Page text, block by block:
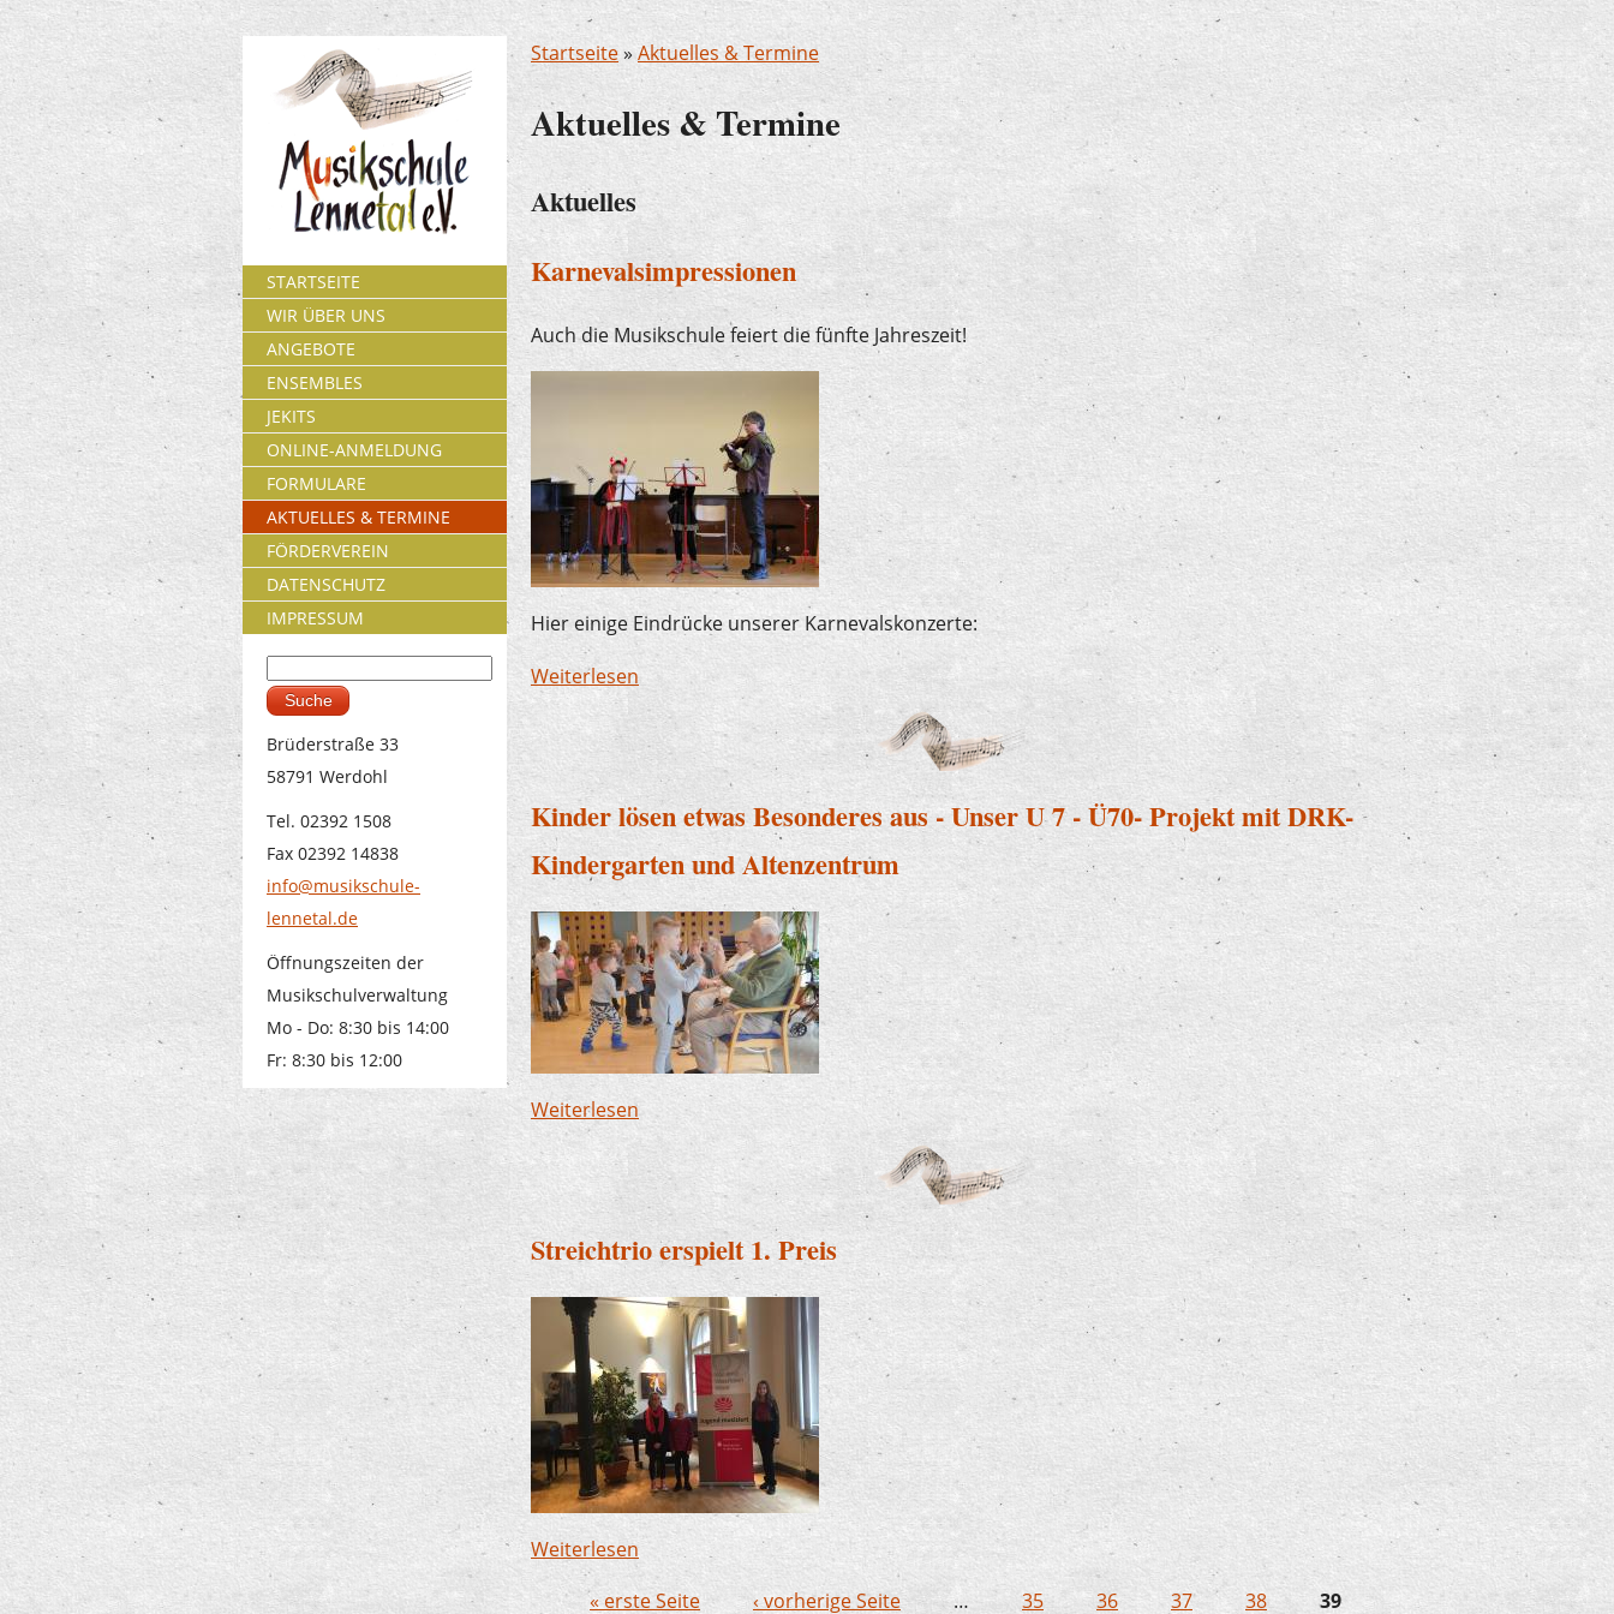
Startseite»Aktuelles & Termine
Aktuelles & Termine
Aktuelles
Karnevalsimpressionen
Auch die Musikschule feiert die fünfte Jahreszeit!
Hier einige Eindrücke unserer Karnevalskonzerte:
Weiterlesen über Karnevalsimpressionen
Kinder lösen etwas Besonderes aus - Unser U 7 - Ü70- Projekt mit DRK-
Kindergarten und Altenzentrum
Weiterlesen über Kinder lösen etwas Besonderes aus - Unser U 7 - Ü70- Projekt mit DRK-
Kindergarten und Altenzentrum
Streichtrio erspielt 1. Preis
Weiterlesen über Streichtrio erspielt 1. Preis
« erste Seite ‹ vorherige Seite … 35 36 37 38 39
STARTSEITE
WIR ÜBER UNS
ANGEBOTE
ENSEMBLES
JEKITS
ONLINE-ANMELDUNG
FORMULARE
AKTUELLES & TERMINE
FÖRDERVEREIN
DATENSCHUTZ
IMPRESSUM
Suchformular
Brüderstraße 33
58791 Werdohl
Tel. 02392 1508
Fax 02392 14838
info@musikschule-
lennetal.de
Öffnungszeiten der
Musikschulverwaltung
Mo - Do: 8:30 bis 14:00
Fr: 8:30 bis 12:00